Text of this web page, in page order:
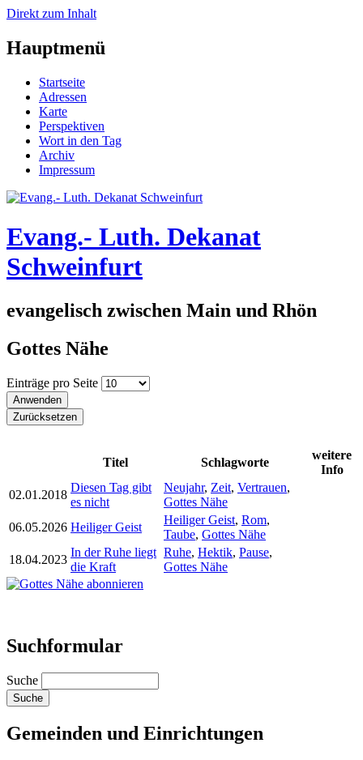
Direkt zum Inhalt
Hauptmenü
Startseite
Adressen
Karte
Perspektiven
Wort in den Tag
Archiv
Impressum
Evang.- Luth. Dekanat
Schweinfurt
evangelisch zwischen Main und Rhön
Gottes Nähe
Einträge pro Seite
Titel Schlagworte
weitere
Info
02.01.2018
Diesen Tag gibt
es nicht
Neujahr, Zeit, Vertrauen,
Gottes Nähe
06.05.2026 Heiliger Geist
Heiliger Geist, Rom,
Taube, Gottes Nähe
18.04.2023
In der Ruhe liegt
die Kraft
Ruhe, Hektik, Pause,
Gottes Nähe
Suchformular
Suche
Gemeinden und Einrichtungen